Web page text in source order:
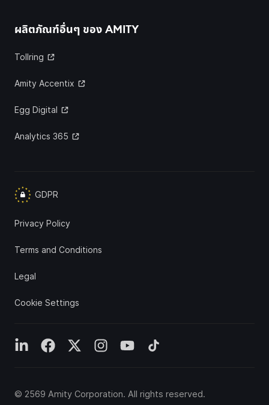
ผลิตภัณฑ์อื่นๆ ของ AMITY
Tollring
Amity Accentix
Egg Digital
Analytics 365
GDPR
Privacy Policy
Terms and Conditions
Legal
Cookie Settings
© 2569 Amity Corporation. All rights reserved.